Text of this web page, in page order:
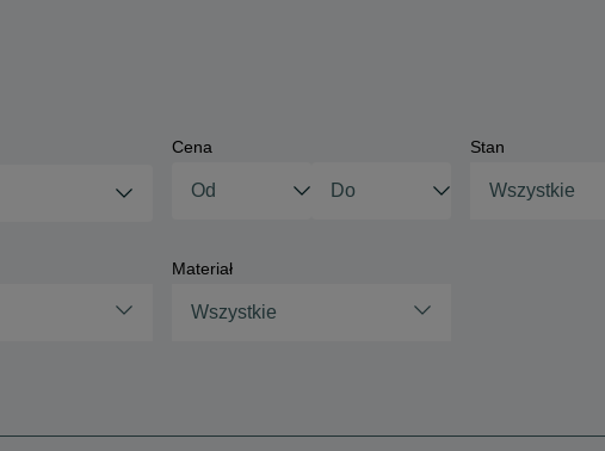
Cena Stan
Wszystkie
Materiał
Wszystkie